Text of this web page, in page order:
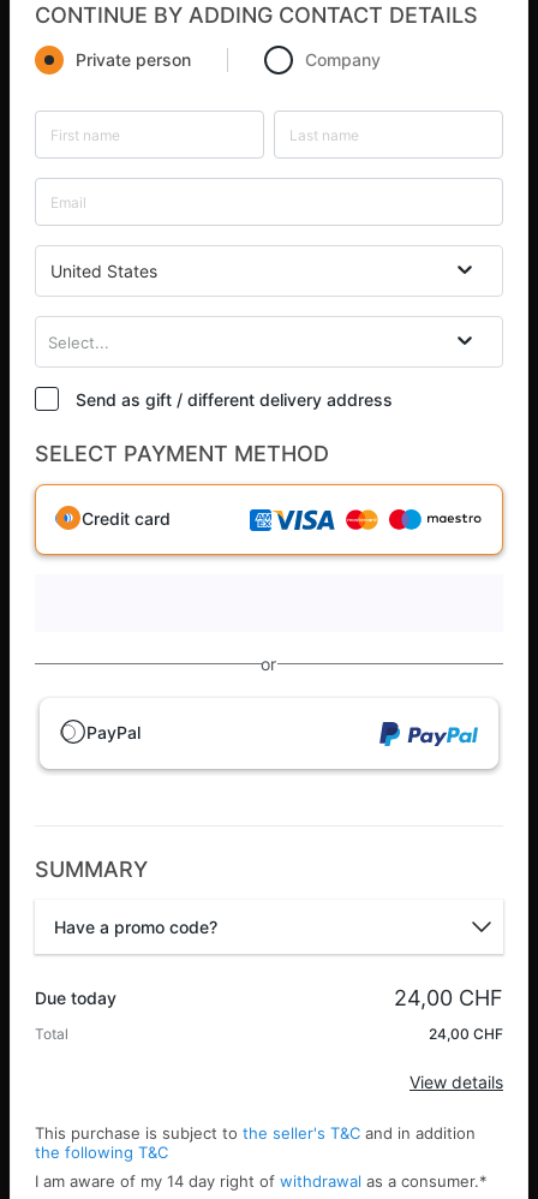
CONTINUE BY ADDING CONTACT DETAILS
Private person Company
United States
Select...
Send as gift / different delivery address
SELECT PAYMENT METHOD
Credit card
or
PayPal
SUMMARY
Have a promo code?
Due today 24,00 CHF
Total 24,00 CHF
View details
This purchase is subject to the seller's T&C and in addition
the following T&C
I am aware of my 14 day right of withdrawal as a consumer.*